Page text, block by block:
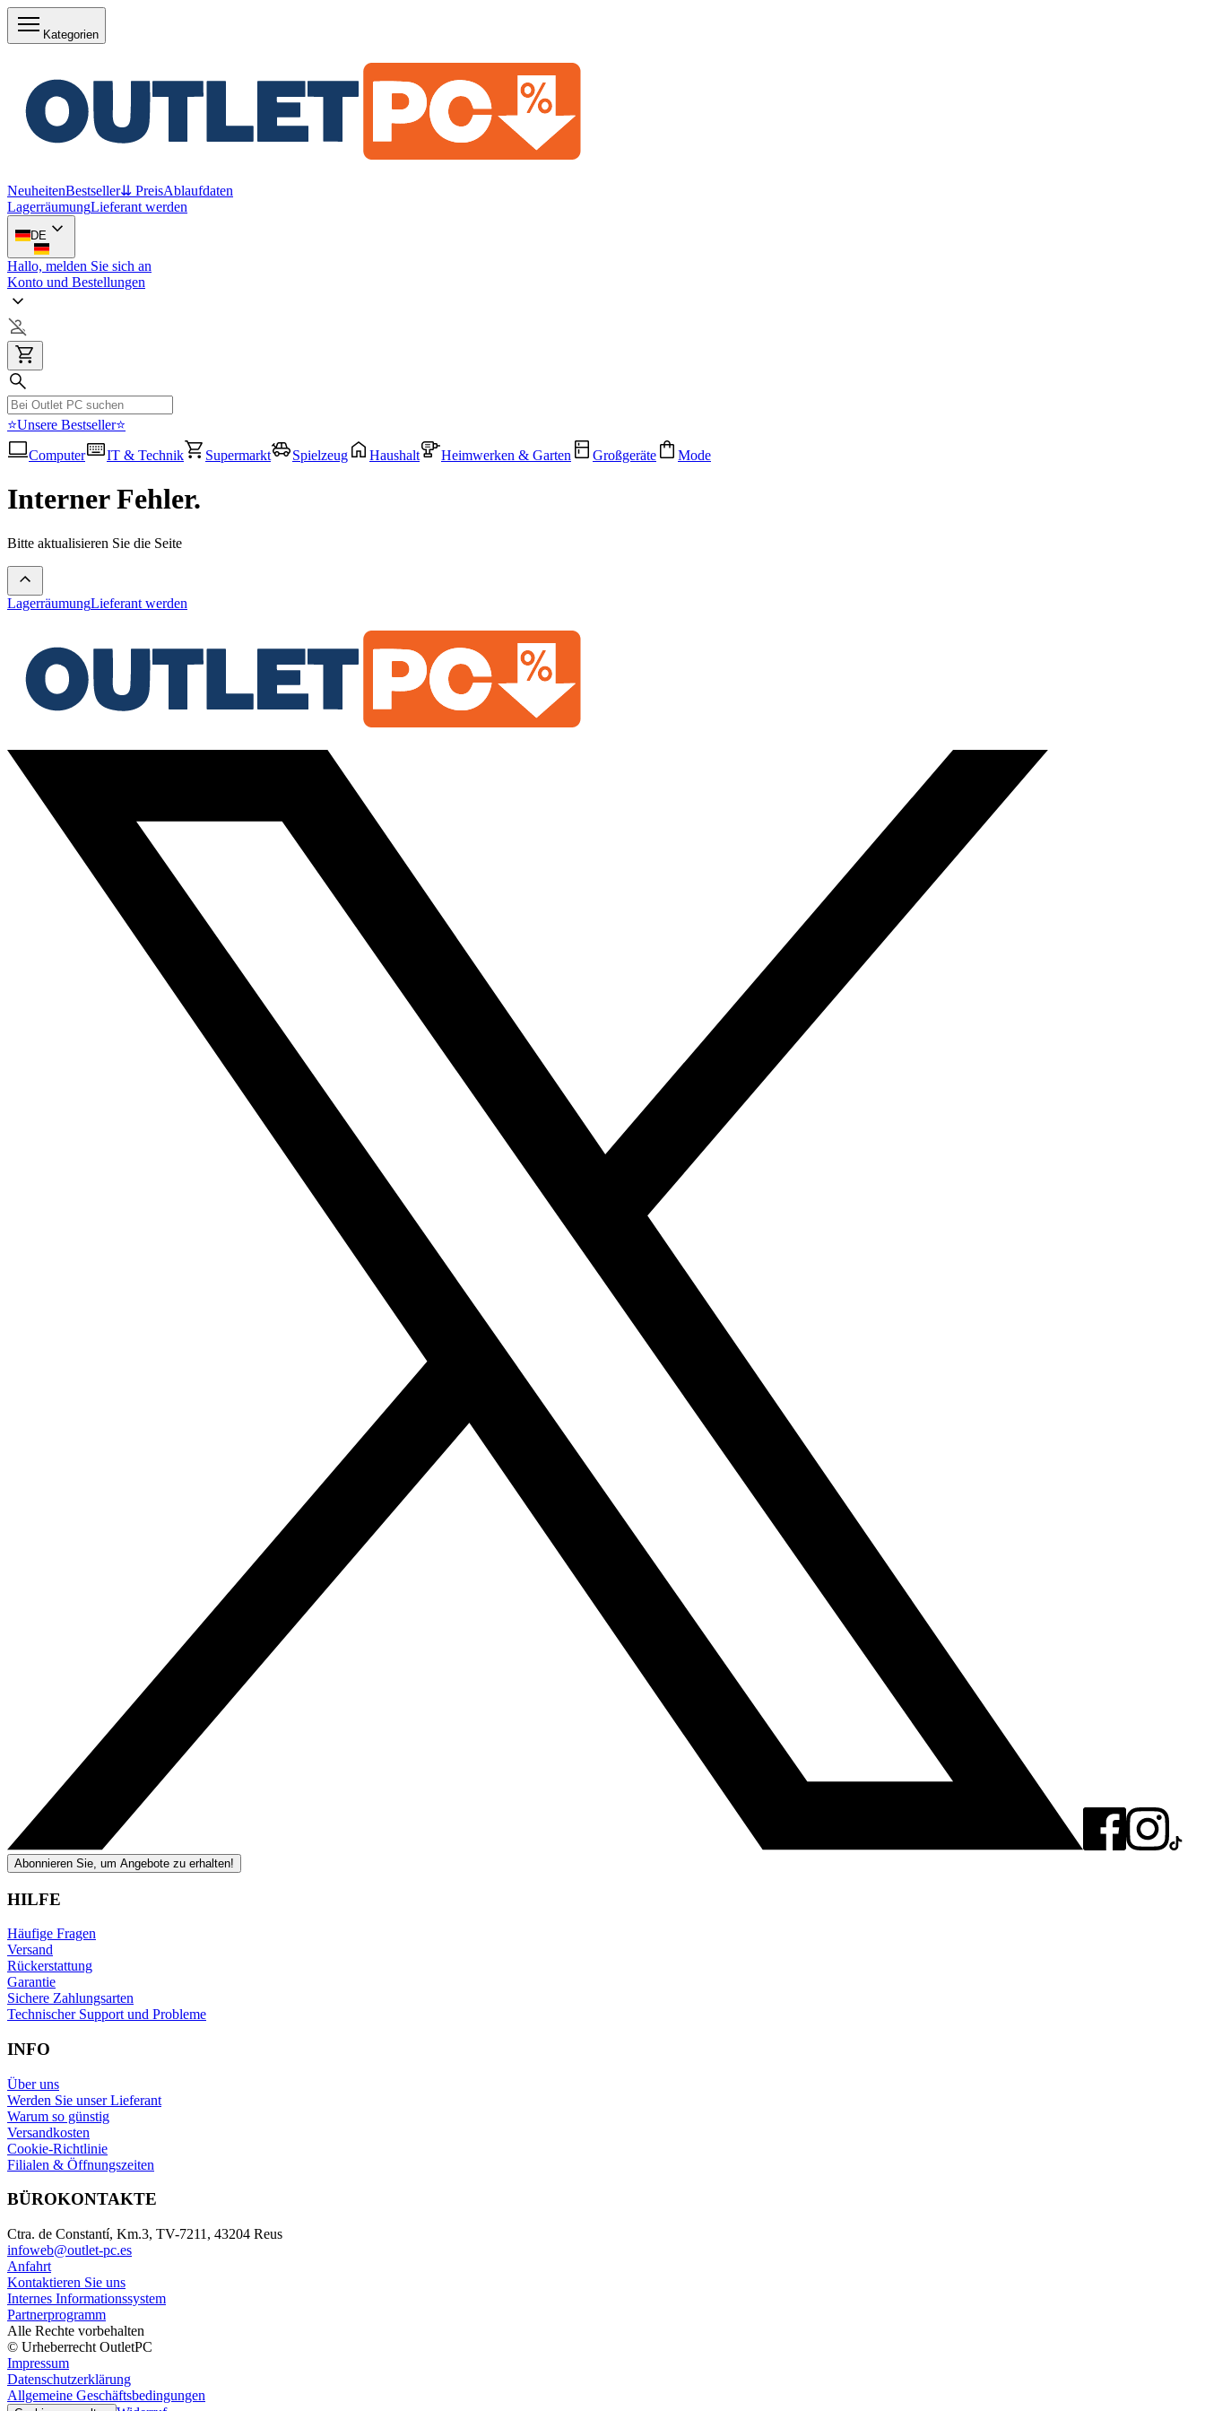
Kategorien
NeuheitenBestseller⇊ PreisAblaufdaten
LagerräumungLieferant werden
DE
Hallo, melden Sie sich an
Konto und Bestellungen
⭐Unsere Bestseller⭐
Computer
IT & Technik Supermarkt Spielzeug Haushalt Heimwerken & Garten Großgeräte Mode
Interner Fehler.
Bitte aktualisieren Sie die Seite
LagerräumungLieferant werden
Abonnieren Sie, um Angebote zu erhalten!
HILFE
Häufige Fragen
Versand
Rückerstattung
Garantie
Sichere Zahlungsarten
Technischer Support und Probleme
INFO
Über uns
Werden Sie unser Lieferant
Warum so günstig
Versandkosten
Cookie-Richtlinie
Filialen & Öffnungszeiten
BÜROKONTAKTE
Ctra. de Constantí, Km.3, TV-7211, 43204 Reus
infoweb@outlet-pc.es
Anfahrt
Kontaktieren Sie uns
Internes Informationssystem
Partnerprogramm
Alle Rechte vorbehalten
© Urheberrecht OutletPC
Impressum
Datenschutzerklärung
Allgemeine Geschäftsbedingungen